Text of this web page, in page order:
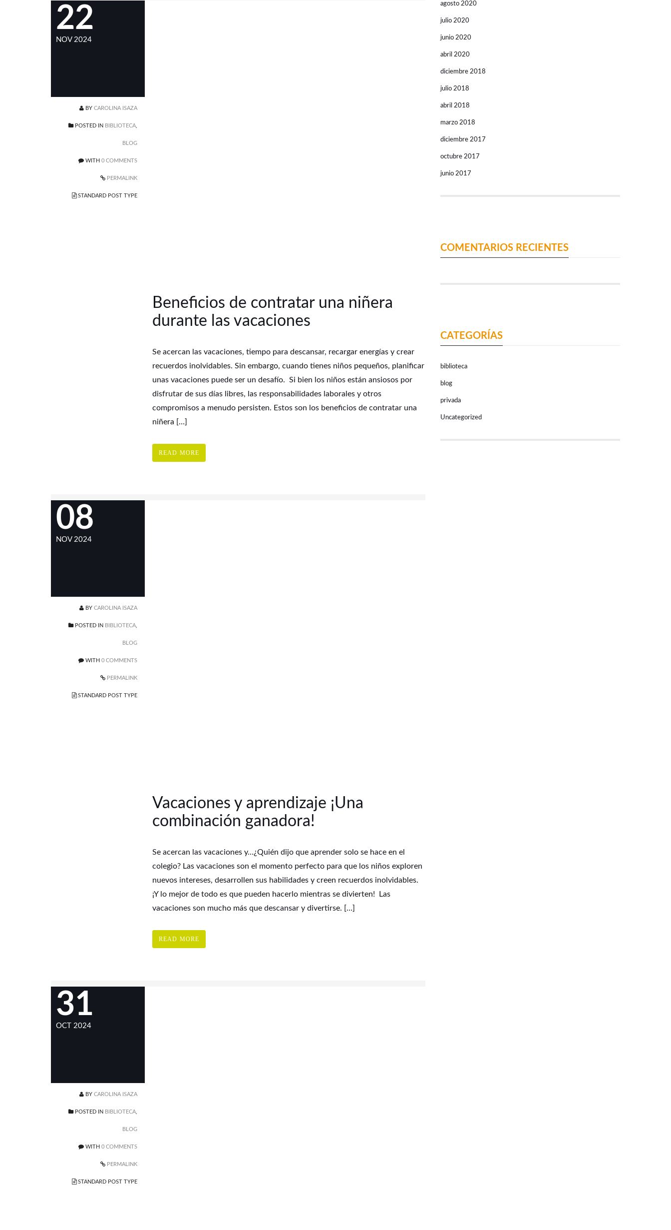
22
NOV 2024
BY CAROLINA ISAZA
POSTED IN BIBLIOTECA,
BLOG
WITH 0 COMMENTS
PERMALINK
STANDARD POST TYPE
Beneficios de contratar una niñera
durante las vacaciones
Se acercan las vacaciones, tiempo para descansar, recargar energías y crear
recuerdos inolvidables. Sin embargo, cuando tienes niños pequeños, planificar
unas vacaciones puede ser un desafío. Si bien los niños están ansiosos por
disfrutar de sus días libres, las responsabilidades laborales y otros
compromisos a menudo persisten. Estos son los beneficios de contratar una
niñera […]
READ MORE
08
NOV 2024
BY CAROLINA ISAZA
POSTED IN BIBLIOTECA,
BLOG
WITH 0 COMMENTS
PERMALINK
STANDARD POST TYPE
Vacaciones y aprendizaje ¡Una
combinación ganadora!
Se acercan las vacaciones y…¿Quién dijo que aprender solo se hace en el
colegio? Las vacaciones son el momento perfecto para que los niños exploren
nuevos intereses, desarrollen sus habilidades y creen recuerdos inolvidables.
¡Y lo mejor de todo es que pueden hacerlo mientras se divierten! Las
vacaciones son mucho más que descansar y divertirse. […]
READ MORE
31
OCT 2024
BY CAROLINA ISAZA
POSTED IN BIBLIOTECA,
BLOG
WITH 0 COMMENTS
PERMALINK
STANDARD POST TYPE
agosto 2020
julio 2020
junio 2020
abril 2020
diciembre 2018
julio 2018
abril 2018
marzo 2018
diciembre 2017
octubre 2017
junio 2017
COMENTARIOS RECIENTES
CATEGORÍAS
biblioteca
blog
privada
Uncategorized